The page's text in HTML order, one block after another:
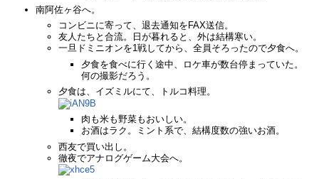
南阿佐ヶ谷へ。
コンビニに寄って、退去通知をFAX送信。
友人たちと合流。日が暮れると、外は結構寒い。
一旦ドミニオンを1戦してから、全員そろったので夕食へ。
夕食を食べに行く途中、ロケ車が数台停まっていた。
何の撮影だろう。
夕食は、イズミルにて、トルコ料理。
肉も米も野菜もおいしい。
お酒はラク。ミント系で、結構度数の強いお酒。
西友で買い出し。
徹夜でアナログゲーム大会へ。